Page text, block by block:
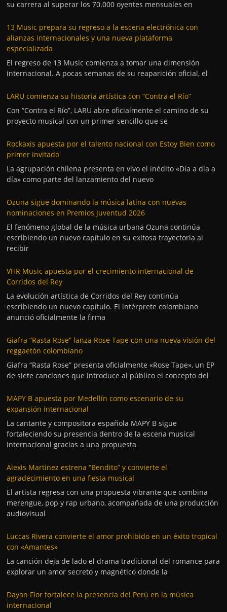
su carrera al superar los 70.000 oyentes mensuales en
13 Music prepara su regreso a la escena electrónica con
alianzas internacionales y una nueva plataforma
especializada
El regreso de 13 Music comienza a tomar una dimensión
internacional. A pocas semanas de su reaparición oficial, el
LARU comienza su historia artística con “Contra el Río”
Con “Contra el Río”, LARU abre oficialmente el camino de su
proyecto musical con un primer sencillo que se
Rockaxis apuesta por el talento nacional con Estoy Bien como
primer invitado
La agrupación chilena presenta en vivo el inédito «Día a día a
día» como parte del lanzamiento del nuevo
Ozuna sigue dominando la música latina con nuevas
nominaciones en Premios Juventud 2026
El fenómeno global de la música urbana Ozuna continúa
escribiendo un nuevo capítulo en su exitosa trayectoria al
recibir
VHR Music apuesta por el crecimiento internacional de
Corridos del Rey
La evolución artística de Corridos del Rey continúa
escribiendo un nuevo capítulo. El intérprete colombiano
anunció oficialmente la firma
Giafra “Rasta Rose” lanza Rose Tape con una nueva visión del
reggaetón colombiano
Giafra “Rasta Rose” presenta oficialmente «Rose Tape», un EP
de siete canciones que introduce al público el concepto del
MAPY B apuesta por Medellín como escenario de su
expansión internacional
La cantante y compositora española MAPY B sigue
fortaleciendo su presencia dentro de la escena musical
internacional gracias a una propuesta
Alexis Martinez estrena “Bendito” y convierte el
agradecimiento en una fiesta musical
El artista regresa con una propuesta vibrante que combina
merengue, pop y rap urbano, acompañada de una producción
audiovisual
Luccas Rivera convierte el amor prohibido en un éxito tropical
con «Amantes»
La canción deja de lado el drama tradicional del romance para
explorar un amor secreto y magnético donde la
Dayan Flor fortalece la presencia del Perú en la música
internacional